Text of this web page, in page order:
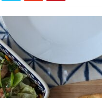
o
m